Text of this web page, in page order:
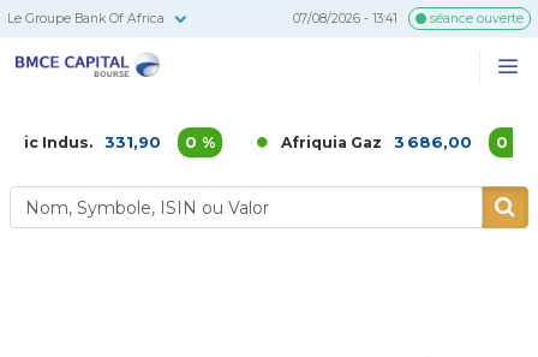
Le Groupe Bank Of Africa 07/08/2026 - 13:41 séance ouverte
331,90 0 % Afriquia Gaz 3 686,00 0 %